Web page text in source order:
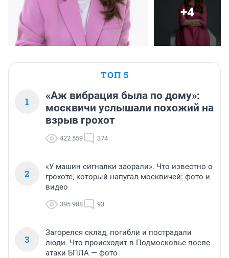
+4
ТОП 5
1
«Аж вибрация была по дому»:
москвичи услышали похожий на
взрыв грохот
422 559 374
2
«У машин сигналки заорали». Что известно о
грохоте, который напугал москвичей: фото и
видео
395 988 93
3
Загорелся склад, погибли и пострадали
люди. Что происходит в Подмосковье после
атаки БПЛА — фото